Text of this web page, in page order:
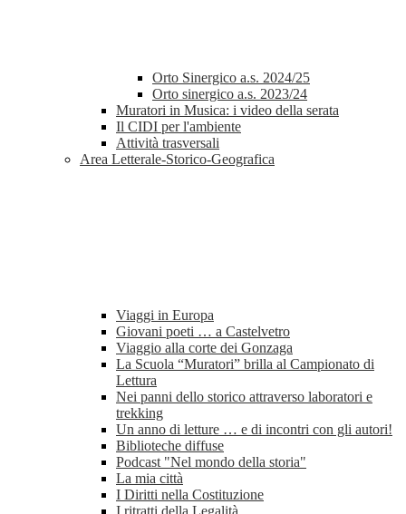
Orto Sinergico a.s. 2024/25
Orto sinergico a.s. 2023/24
Muratori in Musica: i video della serata
Il CIDI per l'ambiente
Attività trasversali
Area Letterale-Storico-Geografica
Viaggi in Europa
Giovani poeti … a Castelvetro
Viaggio alla corte dei Gonzaga
La Scuola “Muratori” brilla al Campionato di
Lettura
Nei panni dello storico attraverso laboratori e
trekking
Un anno di letture … e di incontri con gli autori!
Biblioteche diffuse
Podcast "Nel mondo della storia"
La mia città
I Diritti nella Costituzione